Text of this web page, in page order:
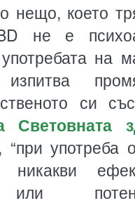
нещо, което
не е
на
си
Световната
, “при употреба
никакви
или